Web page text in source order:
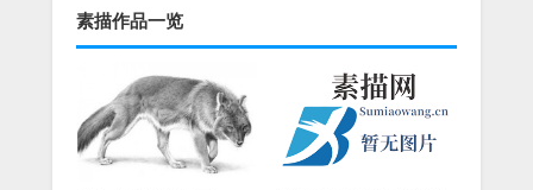
素描作品一览